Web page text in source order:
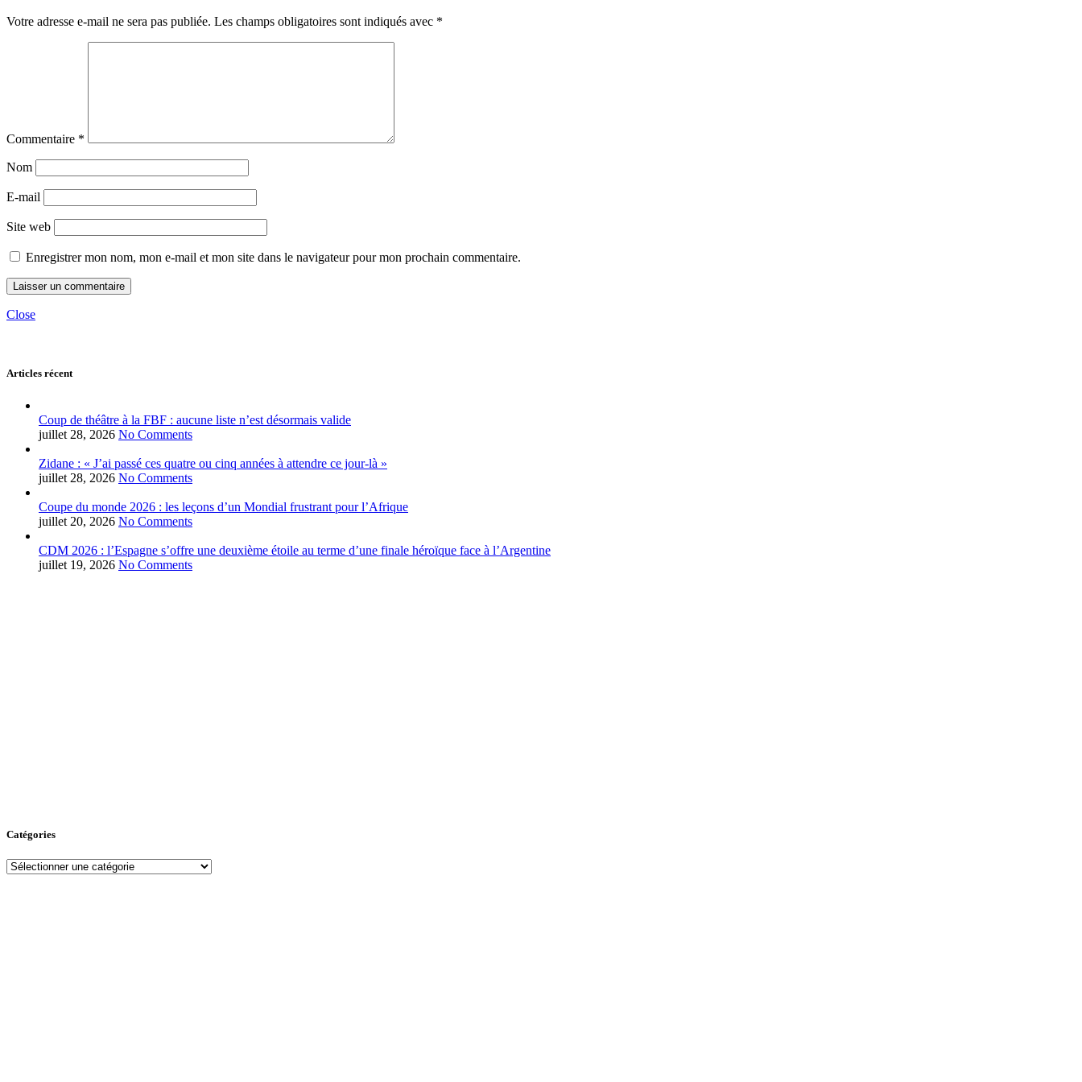
Votre adresse e-mail ne sera pas publiée. Les champs obligatoires sont indiqués avec *
Commentaire *
Nom
E-mail
Site web
Enregistrer mon nom, mon e-mail et mon site dans le navigateur pour mon prochain commentaire.
Close
Articles récent
Coup de théâtre à la FBF : aucune liste n’est désormais valide
juillet 28, 2026 No Comments
Zidane : « J’ai passé ces quatre ou cinq années à attendre ce jour-là »
juillet 28, 2026 No Comments
Coupe du monde 2026 : les leçons d’un Mondial frustrant pour l’Afrique
juillet 20, 2026 No Comments
CDM 2026 : l’Espagne s’offre une deuxième étoile au terme d’une finale héroïque face à l’Argentine
juillet 19, 2026 No Comments
Catégories
Catégories